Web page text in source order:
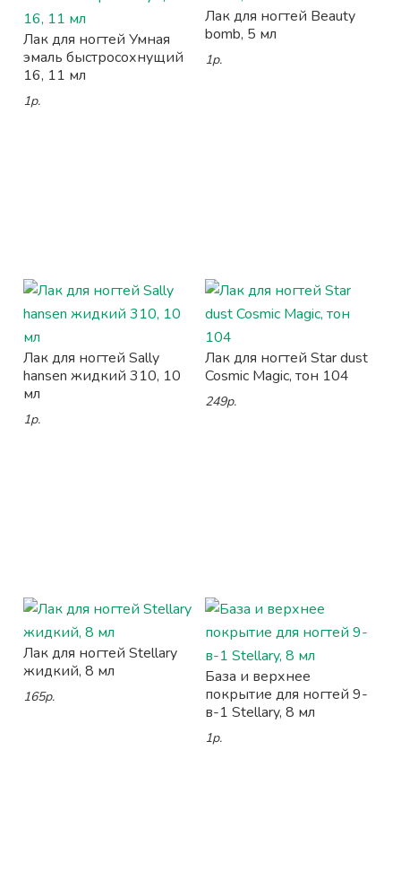
Лак для ногтей Умная
эмаль быстросохнущий
16, 11 мл
1р.
Лак для ногтей Beauty
bomb, 5 мл
1р.
Лак для ногтей Sally
hansen жидкий 310, 10
мл
1р.
Лак для ногтей Star dust
Cosmic Magic, тон 104
249р.
Лак для ногтей Stellary
жидкий, 8 мл
165р.
База и верхнее
покрытие для ногтей 9-
в-1 Stellary, 8 мл
1р.